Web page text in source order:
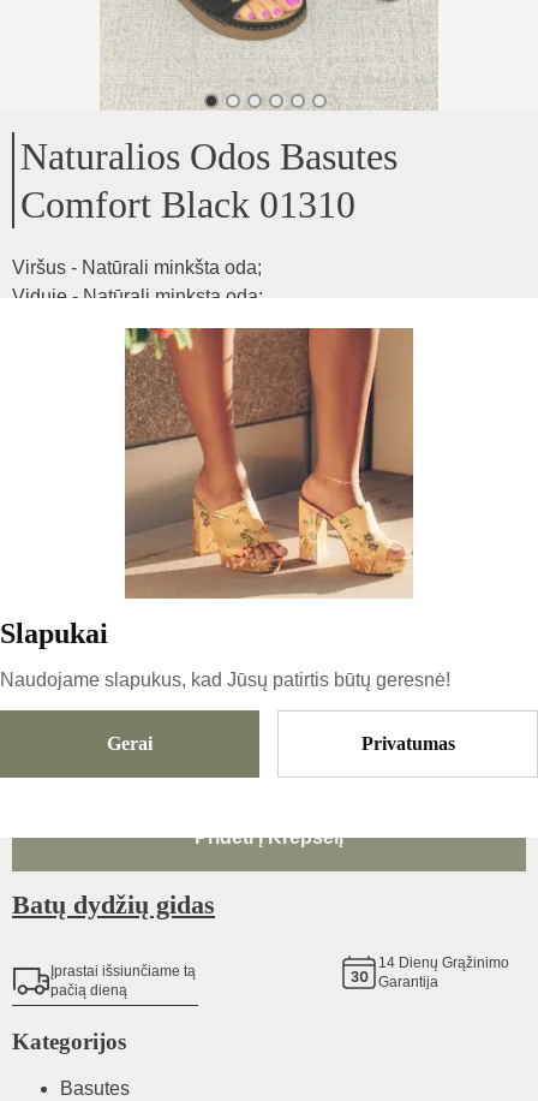
Slapukai
Naudojame slapukus, kad Jūsų patirtis būtų geresnė!
Gerai Privatumas
Naturalios Odos Basutes
Comfort Black 01310
Viršus - Natūrali minkšta oda;
Viduje - Natūrali minksta oda;
Pado aukštis - 3.5cm;
Bet kokio pločionpėdai, sagteliu pagalba plotis reguliuojasi,
ypatingai patogios;
2sjVzXBP94dihG79YFoN
55.24
Pridėti Į Krepšelį
Batų dydžių gidas
Įprastai išsiunčiame tą
pačią dieną
14 Dienų Grąžinimo
Garantija
Kategorijos
Basutes